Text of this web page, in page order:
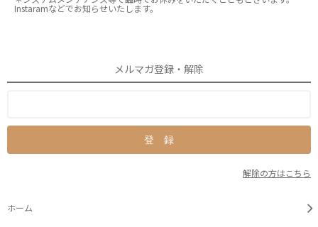
Instaramなどでお知らせいたします。
メルマガ登録・解除
解除の方はこちら
ホーム